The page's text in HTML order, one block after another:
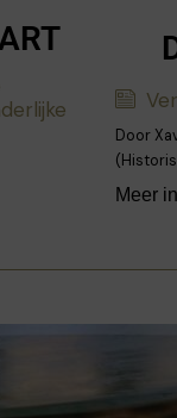
Door
Meer